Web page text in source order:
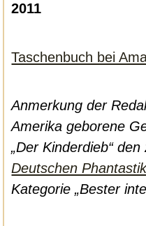
2011
Taschenbuch bei
Anmerkung der
Amerika geborene
„Der Kinderdieb“
Deutschen
Kategorie „Bester